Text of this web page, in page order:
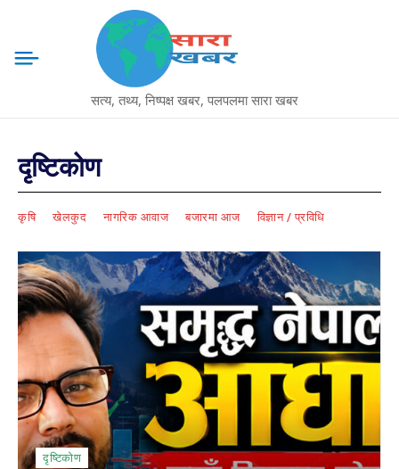
सत्य, तथ्य, निष्पक्ष खबर, पलपलमा सारा खबर
दृष्टिकोण
कृषि खेलकुद नागरिक आवाज बजारमा आज विज्ञान / प्रविधि
दृष्टिकोण